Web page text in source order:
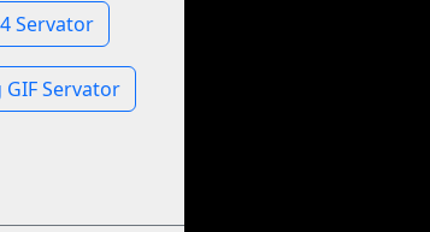
Servator
Servator